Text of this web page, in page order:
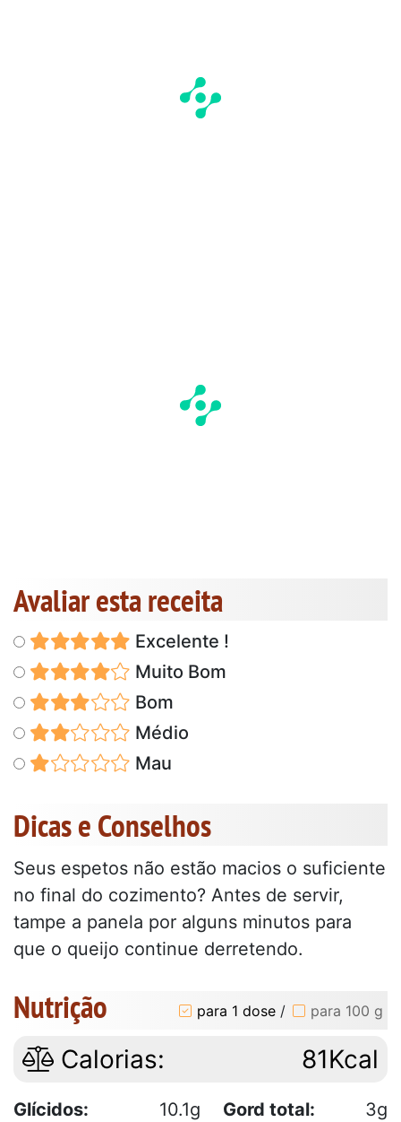
Avaliar esta receita
Excelente !
Muito Bom
Bom
Médio
Mau
Dicas e Conselhos
Seus espetos não estão macios o suficiente
no final do cozimento? Antes de servir,
tampe a panela por alguns minutos para
que o queijo continue derretendo.
Nutrição para 1 dose / para 100 g
Calorias: 81Kcal
Glícidos: 10.1g Gord total:
3g